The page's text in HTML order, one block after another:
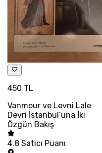
450 TL
Vanmour ve Levni Lale
Devri İstanbul’una İki
Özgün Bakış
4.8 Satıcı Puanı